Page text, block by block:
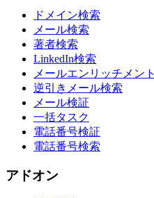
ドメイン検索
メール検索
著者検索
LinkedIn検索
メールエンリッチメント
逆引きメール検索
メール検証
一括タスク
電話番号検証
電話番号検索
アドオン